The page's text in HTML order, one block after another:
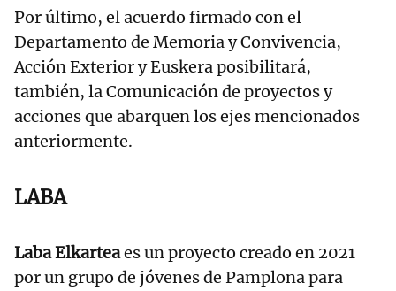
Por último, el acuerdo firmado con el
Departamento de Memoria y Convivencia,
Acción Exterior y Euskera posibilitará,
también, la Comunicación de proyectos y
acciones que abarquen los ejes mencionados
anteriormente.
LABA
Laba Elkarteaes un proyecto creado en 2021
por un grupo de jóvenes de Pamplona para